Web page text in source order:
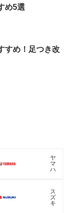
め5選
すめ！足つき改
ヤ
マ
ハ
ス
ズ
キ